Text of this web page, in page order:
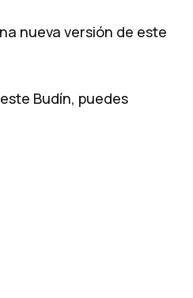
nueva versión de este
Budín, puedes